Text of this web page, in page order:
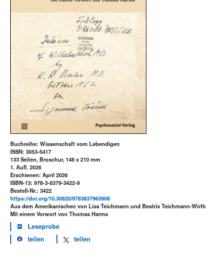
Buchreihe: Wissenschaft vom Lebendigen
ISSN: 3053-5417
133 Seiten, Broschur, 148 x 210 mm
1. Aufl. 2026
Erschienen: April 2026
ISBN-13: 978-3-8379-3422-9
Bestell-Nr.: 3422
https://doi.org/10.30820/9783837963908
Aus dem Amerikanischen von Lisa Teichmann und Beatrix Teichmann-Wirth
Mit einem Vorwort von Thomas Harms
Leseprobe
teilen
teilen